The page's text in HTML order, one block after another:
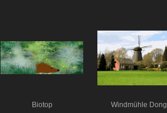
Biotop Windmühle Dong